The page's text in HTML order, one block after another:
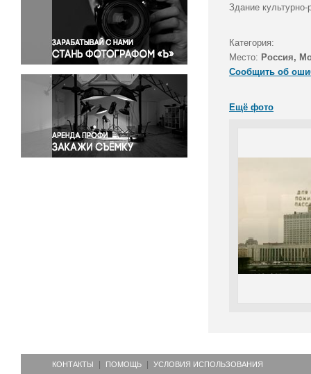
Политика
Правосудие
Происшествия и конфликты
Религия
Светская жизнь
Спорт
Экология
Экономика и бизнес
Здание
Категория:
Место: Россия,
Сообщить об
Ещё фото
КОНТАКТЫ ПОМОЩЬ УСЛОВИЯ ИСПОЛЬЗОВАНИЯ